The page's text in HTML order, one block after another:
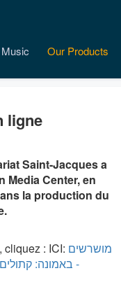
Our Products
ligne
Saint-Jacques a
Media Center, en
la production du
cliquez : ICI: מושרשים
באמונה: